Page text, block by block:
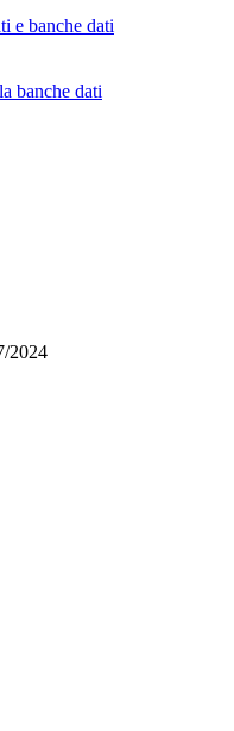
e banche dati
banche dati
2024